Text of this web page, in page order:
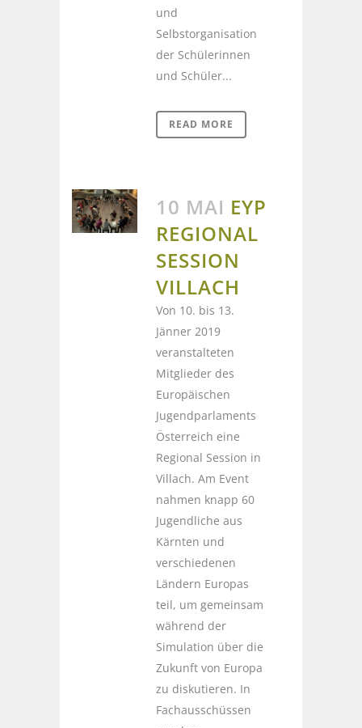
und
Selbstorganisation
der Schülerinnen
und Schüler...
READ MORE
10 MAI EYP
REGIONAL
SESSION
VILLACH
Von 10. bis 13.
Jänner 2019
veranstalteten
Mitglieder des
Europäischen
Jugendparlaments
Österreich eine
Regional Session in
Villach. Am Event
nahmen knapp 60
Jugendliche aus
Kärnten und
verschiedenen
Ländern Europas
teil, um gemeinsam
während der
Simulation über die
Zukunft von Europa
zu diskutieren. In
Fachausschüssen